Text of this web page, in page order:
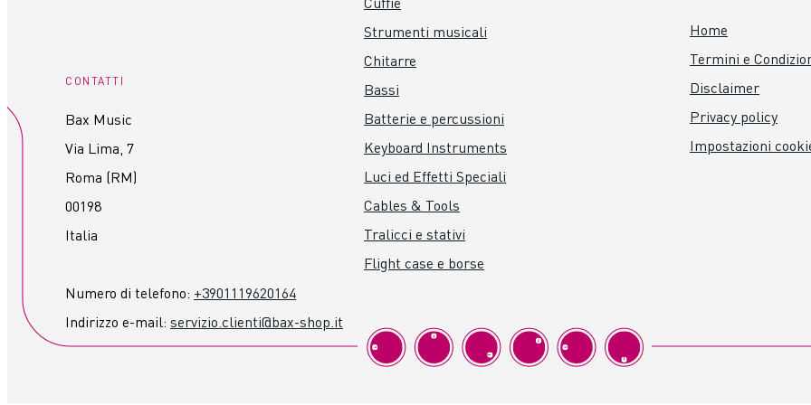
CONTATTI
Bax Music
Via Lima, 7
Roma (RM)
00198
Italia
Numero di telefono: +3901119620164
Indirizzo e-mail: servizio.clienti@bax-shop.it
Strumenti musicali
Chitarre
Bassi
Batterie e percussioni
Keyboard Instruments
Luci ed Effetti Speciali
Cables & Tools
Tralicci e stativi
Flight case e borse
Home
Termini e
Disclaimer
Privacy policy
Impostazioni